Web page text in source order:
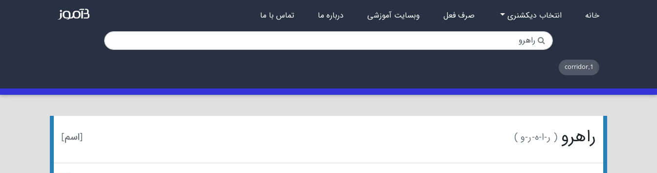
خانه انتخاب دیکشنری صرف فعل وبسایت آموزشی درباره ما تماس با ما
1.corridor
[اسم] راهرو ( ر-ا-ه-ر-و )